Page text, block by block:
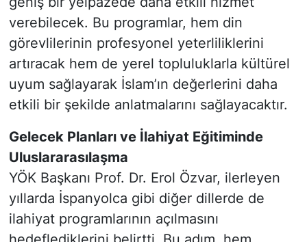
verebilecek. Bu programlar, hem din
görevlilerinin profesyonel yeterliliklerini
artıracak hem de yerel topluluklarla kültürel
uyum sağlayarak İslam’ın değerlerini daha
etkili bir şekilde anlatmalarını sağlayacaktır.
Gelecek Planları ve İlahiyat Eğitiminde
Uluslararasılaşma
YÖK Başkanı Prof. Dr. Erol Özvar, ilerleyen
yıllarda İspanyolca gibi diğer dillerde de
ilahiyat programlarının açılmasını